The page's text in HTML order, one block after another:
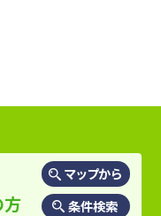
方
マップから
条件検索